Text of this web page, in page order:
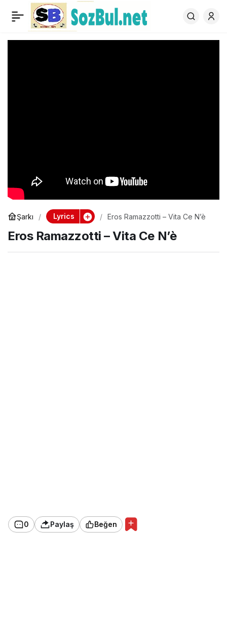
Şarkı Lyrics Eros Ramazzotti – Vita Ce N’è
Eros Ramazzotti – Vita Ce N’è
0 Paylaş Beğen
Eros Ramazzotti – Vita
Ce N’è